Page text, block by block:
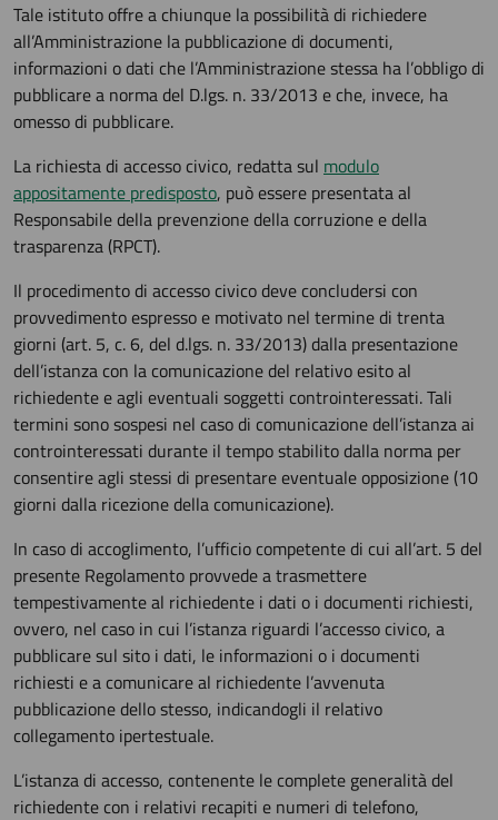
Tale istituto offre a chiunque la possibilità di richiedere
all’Amministrazione la pubblicazione di documenti,
informazioni o dati che l’Amministrazione stessa ha l’obbligo di
pubblicare a norma del D.lgs. n. 33/2013 e che, invece, ha
omesso di pubblicare.
La richiesta di accesso civico, redatta sul modulo
appositamente predisposto, può essere presentata al
Responsabile della prevenzione della corruzione e della
trasparenza (RPCT).
Il procedimento di accesso civico deve concludersi con
provvedimento espresso e motivato nel termine di trenta
giorni (art. 5, c. 6, del d.lgs. n. 33/2013) dalla presentazione
dell’istanza con la comunicazione del relativo esito al
richiedente e agli eventuali soggetti controinteressati. Tali
termini sono sospesi nel caso di comunicazione dell’istanza ai
controinteressati durante il tempo stabilito dalla norma per
consentire agli stessi di presentare eventuale opposizione (10
giorni dalla ricezione della comunicazione).
In caso di accoglimento, l’ufficio competente di cui all’art. 5 del
presente Regolamento provvede a trasmettere
tempestivamente al richiedente i dati o i documenti richiesti,
ovvero, nel caso in cui l’istanza riguardi l’accesso civico, a
pubblicare sul sito i dati, le informazioni o i documenti
richiesti e a comunicare al richiedente l’avvenuta
pubblicazione dello stesso, indicandogli il relativo
collegamento ipertestuale.
L’istanza di accesso, contenente le complete generalità del
richiedente con i relativi recapiti e numeri di telefono,